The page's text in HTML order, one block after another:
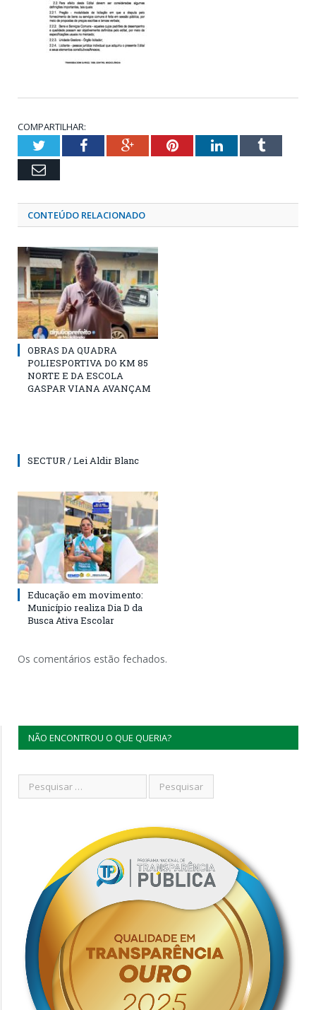
COMPARTILHAR:
TwitterFacebookGoogle+PinterestLinkedInTumblr
Email
CONTEÚDO RELACIONADO
OBRAS DA QUADRA
POLIESPORTIVA DO KM 85
NORTE E DA ESCOLA
GASPAR VIANA AVANÇAM
SECTUR / Lei Aldir Blanc
Educação em movimento:
Município realiza Dia D da
Busca Ativa Escolar
Os comentários estão fechados.
NÃO ENCONTROU O QUE QUERIA?